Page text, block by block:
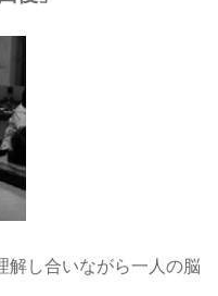
解し合いながら一人の脳